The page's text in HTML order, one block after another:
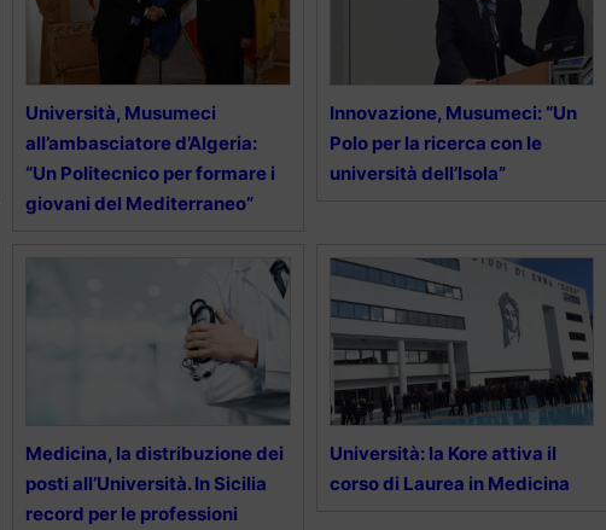
Università, Musumeci
all’ambasciatore d’Algeria:
“Un Politecnico per formare i
giovani del Mediterraneo”
Innovazione, Musumeci: “Un
Polo per la ricerca con le
università dell’Isola”
Medicina, la distribuzione dei
posti all’Università. In Sicilia
record per le professioni
Università: la Kore attiva il
corso di Laurea in Medicina